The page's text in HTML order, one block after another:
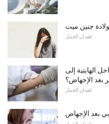
ولادة جنين ميت
فقدان الحمل
إلى
بعد الإجهاض؟
فقدان الحمل
بعد الإجهاض